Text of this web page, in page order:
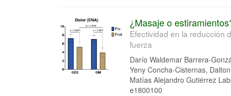
¿Masaje o
Efectividad en la reducción
fuerza
Darío Waldemar Barrera-
Yeny Concha-Cisternas,
Matías Alejandro Gutiérrez
e1800100